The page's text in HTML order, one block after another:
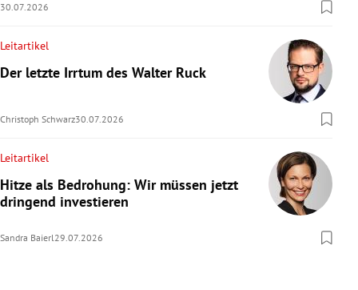
30.07.2026
Leitartikel
Der letzte Irrtum des Walter Ruck
Christoph Schwarz30.07.2026
Leitartikel
Hitze als Bedrohung: Wir müssen jetzt
dringend investieren
Sandra Baierl29.07.2026